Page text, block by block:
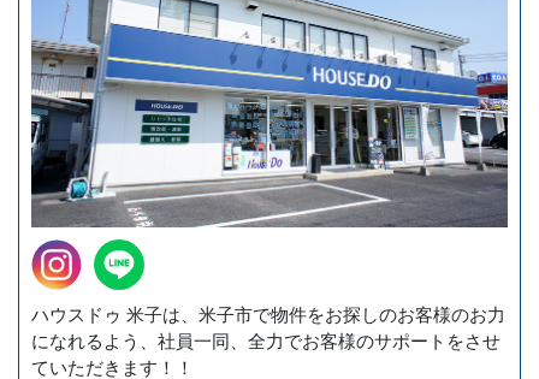
ハウスドゥ 米子は、米子市で物件をお探しのお客様のお力
になれるよう、社員一同、全力でお客様のサポートをさせ
ていただきます！！